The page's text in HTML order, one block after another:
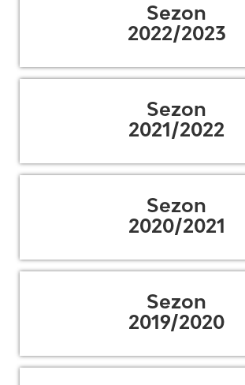
Sezon
2022/2023
Sezon
2021/2022
Sezon
2020/2021
Sezon
2019/2020